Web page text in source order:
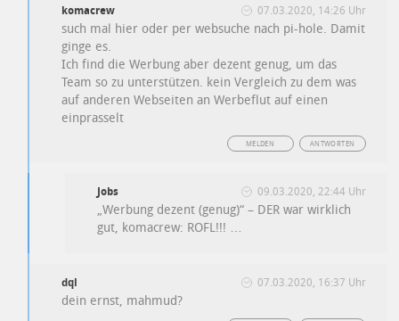
komacrew 07.03.2020, 14:26 Uhr
such mal hier oder per websuche nach pi-hole. Damit
ginge es.
Ich find die Werbung aber dezent genug, um das
Team so zu unterstützen. kein Vergleich zu dem was
auf anderen Webseiten an Werbeflut auf einen
einprasselt
ANTWORTEN
MELDEN
Jobs 09.03.2020, 22:44 Uhr
„Werbung dezent (genug)“ – DER war wirklich
gut, komacrew: ROFL!!! …
dql 07.03.2020, 16:37 Uhr
dein ernst, mahmud?